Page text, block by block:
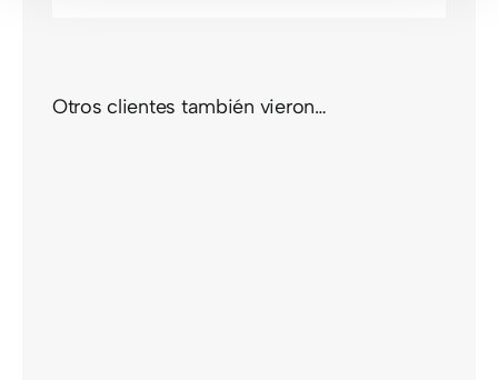
Otros clientes también vieron…